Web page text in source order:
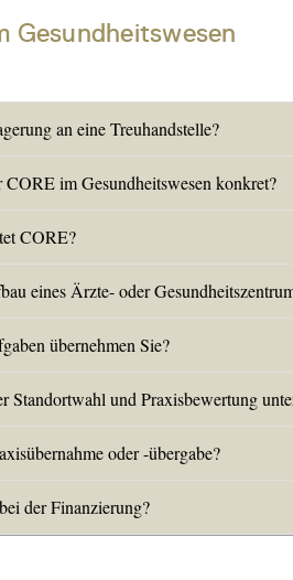
Gesundheitswesen
an eine Treuhandstelle?
im Gesundheitswesen konkret?
CORE?
eines Ärzte- oder
übernehmen Sie?
Standortwahl und Praxisbewertung
oder -übergabe?
der Finanzierung?